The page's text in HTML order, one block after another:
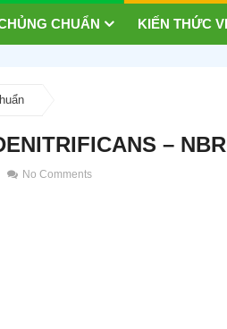
CHUẨN KIẾN THỨC
–
No Comments